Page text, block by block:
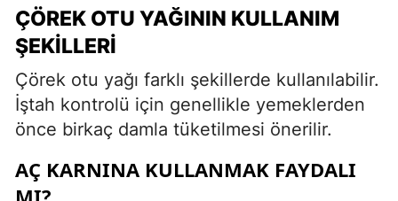
ÇÖREK OTU YAĞININ KULLANIM
ŞEKILLERI
Çörek otu yağı farklı şekillerde kullanılabilir.
İştah kontrolü için genellikle yemeklerden
önce birkaç damla tüketilmesi önerilir.
AÇ KARNINA KULLANMAK FAYDALI
MI?